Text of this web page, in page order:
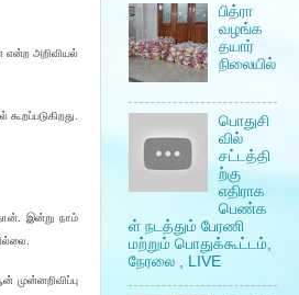
என்ற அறிவியல்
இன்று நாம்
பித்ரா
வழங்க
தயார்
நிலையில்
பொதுசி
வில்
சட்டத்தி
ற்கு
எதிராக
பெண்க
ள் நடத்தும் பேரணி
மற்றும் பொதுக்கூட்டம்,
நேரலை , LIVE